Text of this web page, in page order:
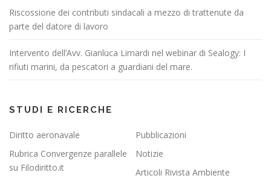
Riscossione dei contributi sindacali a mezzo di trattenute da
parte del datore di lavoro
Intervento dell’Avv. Gianluca Limardi nel webinar di Sealogy: I
rifiuti marini, da pescatori a guardiani del mare.
STUDI E RICERCHE
Diritto aeronavale
Pubblicazioni
Rubrica Convergenze parallele
su Filodiritto.it
Notizie
Articoli Rivista Ambiente